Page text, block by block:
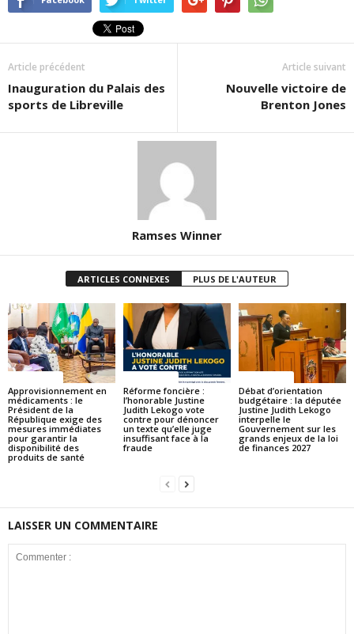
Article précédent
Inauguration du Palais des
sports de Libreville
Article suivant
Nouvelle victoire de
Brenton Jones
Ramses Winner
ARTICLES CONNEXES PLUS DE L'AUTEUR
Approvisionnement en
médicaments : le
Président de la
République exige des
mesures immédiates
pour garantir la
disponibilité des
produits de santé
Réforme foncière :
l’honorable Justine
Judith Lekogo vote
contre pour dénoncer
un texte qu’elle juge
insuffisant face à la
fraude
Débat d’orientation
budgétaire : la députée
Justine Judith Lekogo
interpelle le
Gouvernement sur les
grands enjeux de la loi
de finances 2027
LAISSER UN COMMENTAIRE